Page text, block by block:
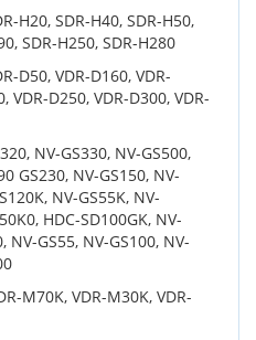
H20, SDR-H40, SDR-H50,
SDR-H250, SDR-H280
D50, VDR-D160, VDR-
VDR-D250, VDR-D300, VDR-
NV-GS330, NV-GS500,
GS230, NV-GS150, NV-
NV-GS55K, NV-
HDC-SD100GK, NV-
NV-GS55, NV-GS100, NV-
M70K, VDR-M30K, VDR-